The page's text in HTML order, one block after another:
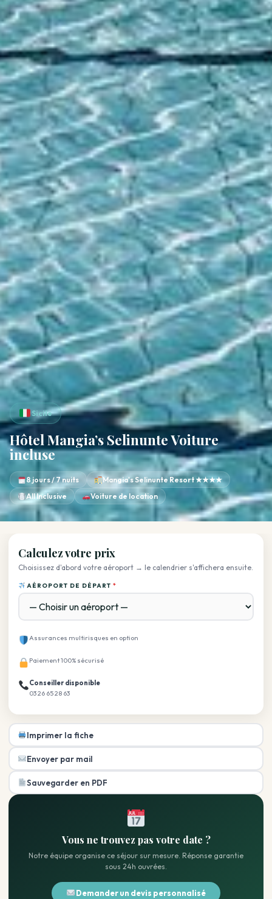
Sicile
Hôtel Mangia’s Selinunte Voiture
incluse
8 jours / 7 nuits
Mangia's Selinunte Resort ★★★★
All Inclusive
Voiture de location
Calculez votre prix
Choisissez d'abord votre aéroport → le calendrier s'affichera ensuite.
AÉROPORT DE DÉPART*
Assurances multirisques en option
Paiement 100% sécurisé
Conseiller disponible
03 26 65 28 63
Imprimer la fiche
Envoyer par mail
Sauvegarder en PDF
Vous ne trouvez pas votre date ?
Notre équipe organise ce séjour sur mesure. Réponse garantie
sous 24h ouvrées.
Demander un devis personnalisé